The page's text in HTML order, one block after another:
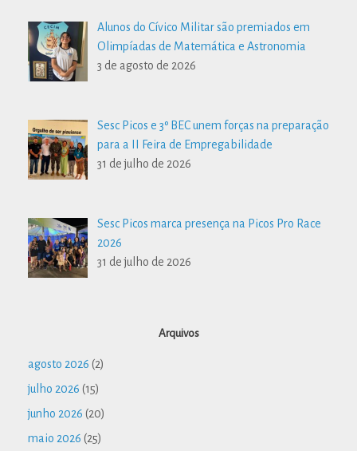
Alunos do Cívico Militar são premiados em
Olimpíadas de Matemática e Astronomia
3 de agosto de 2026
Sesc Picos e 3º BEC unem forças na preparação
para a II Feira de Empregabilidade
31 de julho de 2026
Sesc Picos marca presença na Picos Pro Race
2026
31 de julho de 2026
Arquivos
agosto 2026 (2)
julho 2026 (15)
junho 2026 (20)
maio 2026 (25)